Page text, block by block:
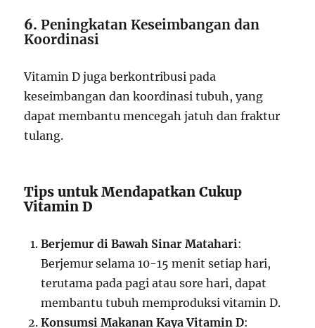
6.Peningkatan Keseimbangan dan
Koordinasi
Vitamin D juga berkontribusi pada
keseimbangan dan koordinasi tubuh, yang
dapat membantu mencegah jatuh dan fraktur
tulang.
Tips untuk Mendapatkan Cukup
Vitamin D
Berjemur di Bawah Sinar Matahari:
Berjemur selama 10-15 menit setiap hari,
terutama pada pagi atau sore hari, dapat
membantu tubuh memproduksi vitamin D.
Konsumsi Makanan Kaya Vitamin D: